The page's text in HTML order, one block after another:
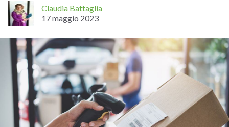
Claudia Battaglia
17 maggio 2023